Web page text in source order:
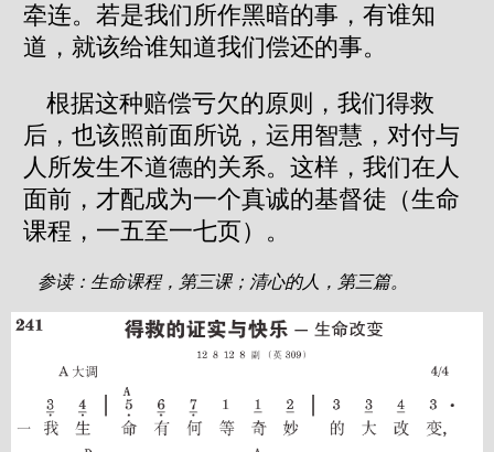
牵连。若是我们所作黑暗的事，有谁知
道，就该给谁知道我们偿还的事。
根据这种赔偿亏欠的原则，我们得救
后，也该照前面所说，运用智慧，对付与
人所发生不道德的关系。这样，我们在人
面前，才配成为一个真诚的基督徒（生命
课程，一五至一七页）。
参读：生命课程，第三课；清心的人，第三篇。